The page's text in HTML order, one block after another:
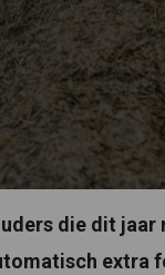
die dit
extra